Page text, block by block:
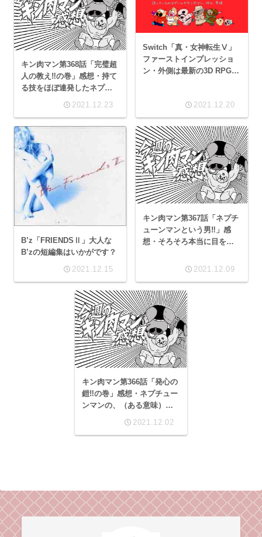
キン肉マン第368話「完璧超
人の教え‼︎の巻」感想・持て
る技をほぼ連発したネプチ
ューンマンの2022年の運勢
2021.12.23
Switch「真・女神転生Ⅴ」
ファーストインプレッショ
ン・外側は最新の3D RPG。
2021.12.20
B’z「FRIENDSⅡ」大人な
B’zの短編集はいかがです？
2021.12.15
キン肉マン第367話「ネプチ
ューンマンという男‼︎」感
想・そろそろ本当に目を覚
マンという男！2021.12.09
キン肉マン第366話「発心の
鎧‼︎の巻」感想・ネプチュー
ンマンの、（ある意味）真
骨頂がいきなり全開⁉︎
2021.12.02